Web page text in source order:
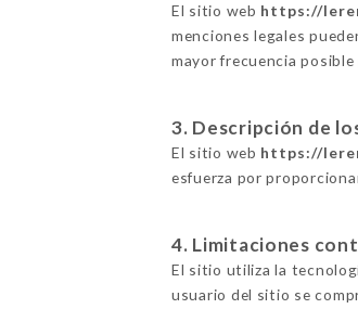
El sitio web https://
menciones legales
mayor frecuencia
3. Descripción de
El sitio web https://
esfuerza por
4. Limitaciones
El sitio utiliza la
usuario del sitio se